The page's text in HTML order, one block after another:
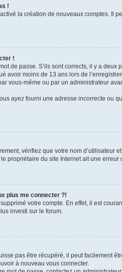
!
la création de nouveaux comptes. Il
!
de passe. S’ils sont corrects, il y a deux
avoir moins de 13 ans lors de
vous-même ou par un administrateur
ayez fourni une adresse incorrecte ou
vérifiez que votre nom d’utilisateur
propriétaire du site Internet ait une erreur
plus me connecter ?!
votre compte. En effet, il est
investi sur le forum.
pas être récupéré, il peut facilement
à nouveau vous connecter.